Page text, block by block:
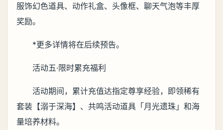
服饰幻色道具、动作礼盒、头像框、聊天气泡等丰厚
奖励。
*更多详情将在后续预告。
活动五·限时累充福利
活动期间，累计充值达指定尊享经验，即领稀有
套装【溺于深海】、共鸣活动道具「月光遗珠」和海
量培养材料。